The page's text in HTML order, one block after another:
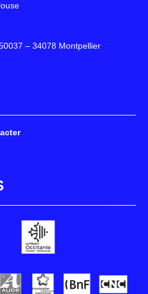
– 34078 Montpellier